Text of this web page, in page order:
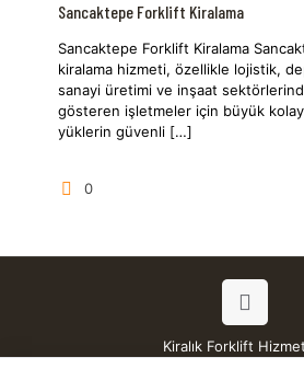
Sancaktepe Forklift Kiralama
Sancaktepe Forklift Kiralama
kiralama hizmeti, özellikle lojistik,
sanayi üretimi ve inşaat
gösteren işletmeler için büyük
yüklerin güvenli […]
0
Kiralık Forklift